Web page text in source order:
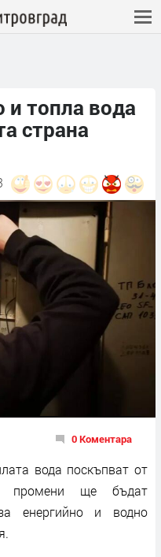
и топла вода
страна
0 Коментара
вода поскъпват от
промени ще бъдат
енергийно и водно